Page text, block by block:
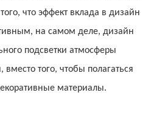
что эффект вклада в дизайн
на самом деле, дизайн
подсветки атмосферы
вместо того, чтобы полагаться
материалы.